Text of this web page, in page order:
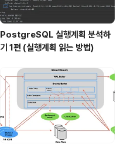
PostgreSQL 실행계획 분석하
기 1편 (실행계획 읽는 방법)